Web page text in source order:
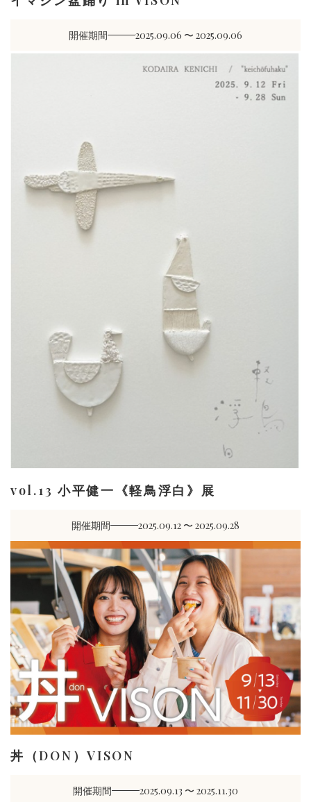
開催期間 2025.09.06 〜 2025.09.06
vol.13 小平健一《軽鳥浮白》展
開催期間 2025.09.12 〜 2025.09.28
丼（DON）VISON
開催期間 2025.09.13 〜 2025.11.30